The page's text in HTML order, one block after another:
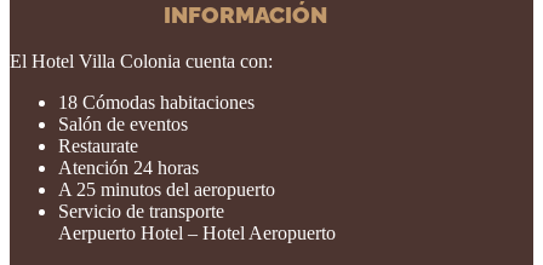
INFORMACIÓN
El Hotel Villa Colonia cuenta con:
18 Cómodas habitaciones
Salón de eventos
Restaurate
Atención 24 horas
A 25 minutos del aeropuerto
Servicio de transporte
Aerpuerto Hotel – Hotel Aeropuerto